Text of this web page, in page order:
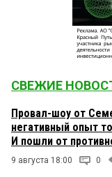
СВЕЖИЕ
Провал-шоу от
негативный опыт
И пошли от
9 августа 18:00 0